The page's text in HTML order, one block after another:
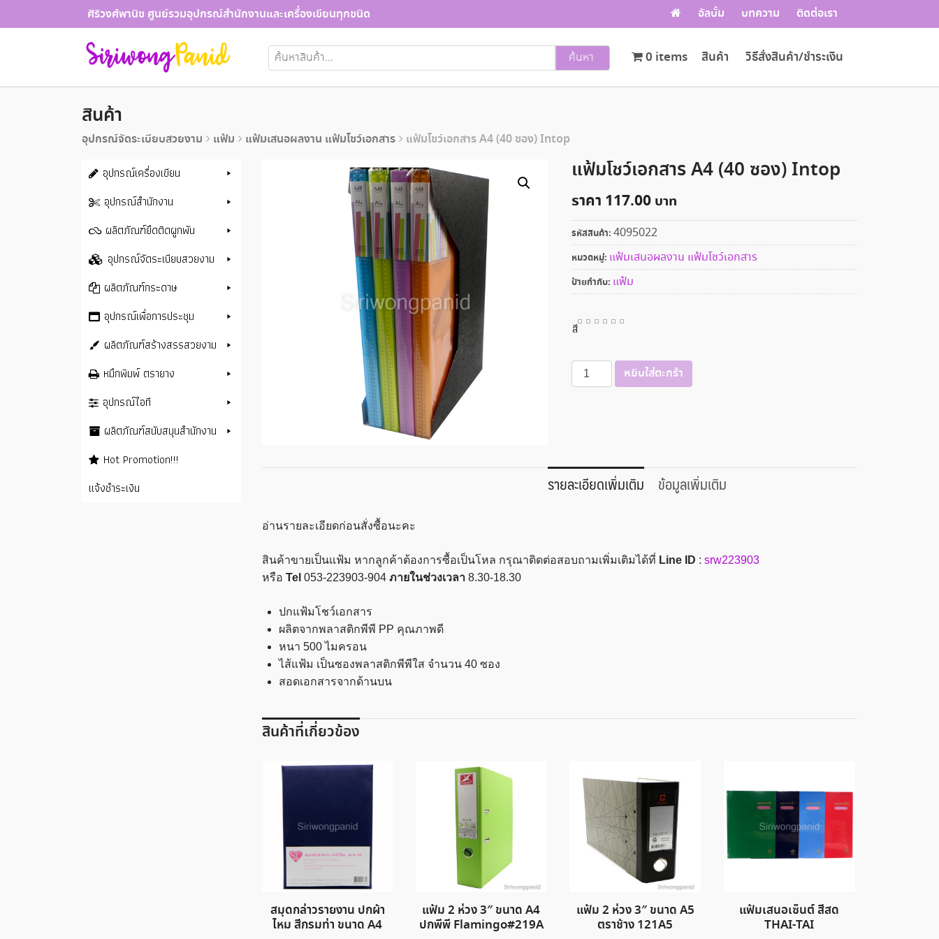
to
ศิริวงศ์พานิช ศูนย์รวมอุปกรณ์สำนักงานและเครื่องเขียนทุกชนิด อัลบั้ม บทความ ติดต่อเรา
ค้นหา: ค้นหา สินค้า วิธีสั่งสินค้า/ชำระเงิน
0 items
สินค้า
อุปกรณ์จัดระเบียบสวยงาม แฟ้ม แฟ้มเสนอผลงาน แฟ้มโชว์เอกสาร แฟ้มโชว์เอกสาร A4 (40 ซอง) Intop
แฟ้มโชว์เอกสาร A4 (40 ซอง) Intop
ราคา 117.00
รหัสสินค้า: 4095022
หมวดหมู่: แฟ้มเสนอผลงาน แฟ้มโชว์เอกสาร
ป้ายกำกับ: แฟ้ม
สี
จำนวน
แฟ้ม
ซอง)
Intop
หยิบใส่ตะกร้า
รายละเอียดเพิ่มเติม ข้อมูลเพิ่มเติม
อ่านรายละเอียดก่อนสั่งซื้อนะคะ
สินค้าขายเป็นแฟ้ม หากลูกค้าต้องการซื้อเป็นโหล กรุณาติดต่อสอบถามเพิ่มเติมได้ที่ Line ID : srw223903
หรือ Tel 053-223903-904 ภายในช่วงเวลา8.30-18.30
ปกแฟ้มโชว์เอกสาร
ผลิตจากพลาสติกพีพี PP คุณภาพดี
หนา 500 ไมครอน
ไส้แฟ้ม เป็นซองพลาสติกพีพีใส จำนวน 40 ซอง
สอดเอกสารจากด้านบน
สินค้าที่เกี่ยวข้อง
สมุดกล่าวรายงาน ปกผ้า
ไหม สีกรมท่า ขนาด A4
แฟ้ม 2 ห่วง 3″ ขนาด A4
ปกพีพี Flamingo#219A
แฟ้ม 2 ห่วง 3″ ขนาด A5
ตราช้าง 121A5
แฟ้มเสนอเซ็นต์ สีสด
THAI-TAI
อุปกรณ์เครื่องเขียน
อุปกรณ์สำนักงาน
ผลิตภัณฑ์ยึดติดผูกพัน
อุปกรณ์จัดระเบียบสวยงาม
ผลิตภัณฑ์กระดาษ
อุปกรณ์เพื่อการประชุม
ผลิตภัณฑ์สร้างสรรสวยงาม
หมึกพิมพ์ ตรายาง
อุปกรณ์ไอที
ผลิตภัณฑ์สนับสนุนสำนักงาน
Hot Promotion!!!
แจ้งชำระเงิน